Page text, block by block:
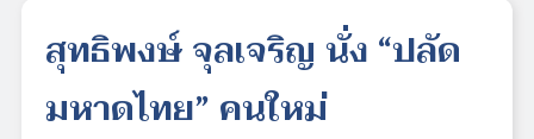
สุทธิพงษ์ จุลเจริญ นั่ง “ปลัด
มหาดไทย” คนใหม่